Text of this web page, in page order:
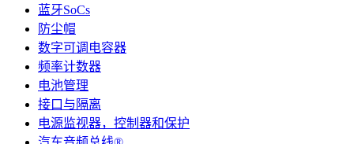
蓝牙SoCs
防尘帽
数字可调电容器
频率计数器
电池管理
接口与隔离
电源监视器，控制器和保护